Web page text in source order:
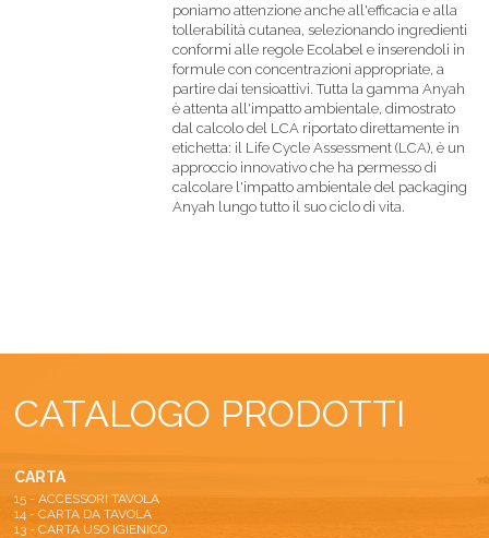
poniamo attenzione anche all'efficacia e alla
tollerabilità cutanea, selezionando ingredienti
conformi alle regole Ecolabel e inserendoli in
formule con concentrazioni appropriate, a
partire dai tensioattivi. Tutta la gamma Anyah
è attenta all'impatto ambientale, dimostrato
dal calcolo del LCA riportato direttamente in
etichetta: il Life Cycle Assessment (LCA), è un
approccio innovativo che ha permesso di
calcolare l'impatto ambientale del packaging
Anyah lungo tutto il suo ciclo di vita.
CATALOGO PRODOTTI
CARTA
15 - ACCESSORI TAVOLA
14 - CARTA DA TAVOLA
13 - CARTA USO IGIENICO